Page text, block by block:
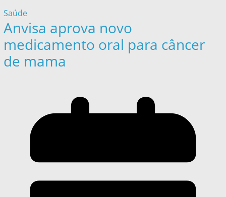
Saúde
Anvisa aprova novo
medicamento oral para câncer
de mama